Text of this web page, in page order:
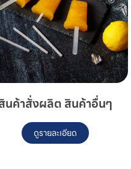
นค้าสั่งผลิต สินค้าอื่นๆ
ดูรายละเอียด